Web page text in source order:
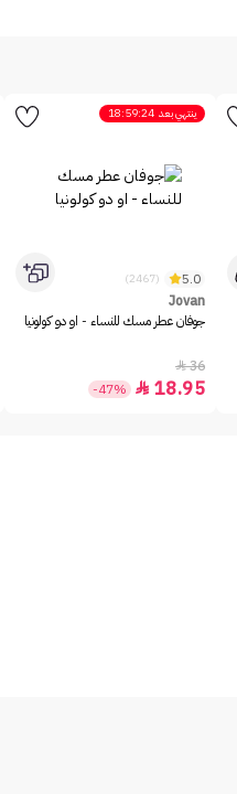
ينتهي بعد 18:59:24
5.0
(2467)
Jovan
جوفان عطر مسك للنساء - او دو كولونيا
36

18.95

-47%